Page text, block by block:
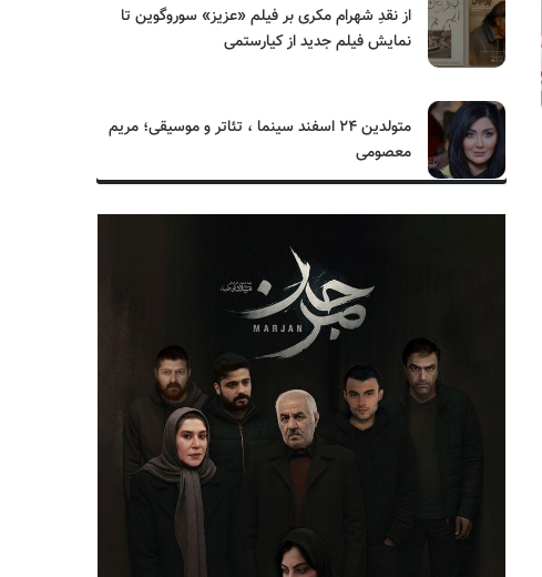
از نقدِ شهرام مکری بر فیلم «عزیز» سوروگوین تا
نمایش فیلم جدید از کیارستمی
متولدین ۲۴ اسفند سینما ، تئاتر و موسیقی؛ مریم
معصومی